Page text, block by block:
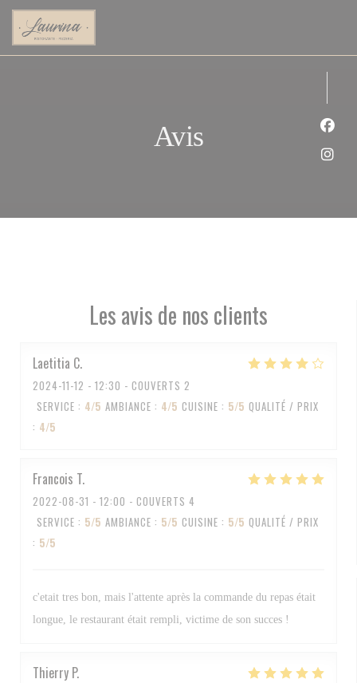
Personnalisation de vos choix en matière de cookies
Avis
Les avis de nos clients
Laetitia C
2024-11-12 - 12:30 - COUVERTS 2
SERVICE : 4/5 AMBIANCE : 4/5 CUISINE : 5/5 QUALITÉ / PRIX
: 4/5
Francois T
2022-08-31 - 12:00 - COUVERTS 4
SERVICE : 5/5 AMBIANCE : 5/5 CUISINE : 5/5 QUALITÉ / PRIX
: 5/5
c'etait tres bon, mais l'attente après la commande du repas était
longue, le restaurant était rempli, victime de son succes !
Thierry P